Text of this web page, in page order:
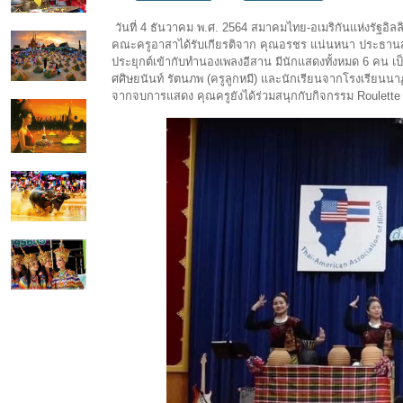
วันที่ 4 ธันวาคม พ.ศ. 2564 สมาคมไทย-อเมริกันแห่งรัฐอิล
คณะครูอาสาได้รับเกียรติจาก คุณอรชร แน่นหนา ประธาน
ประยุกต์เข้ากับทำนองเพลงอีสาน มีนักแสดงทั้งหมด 6 คน
ศศิษยนันท์ รัตนภพ (ครูลูกหมี) และนักเรียนจากโรงเรียน
จากจบการแสดง คุณครูยังได้ร่วมสนุกกับกิจกรรม Roulette